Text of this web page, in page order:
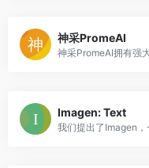
神采PromeAI
Imagen: Text